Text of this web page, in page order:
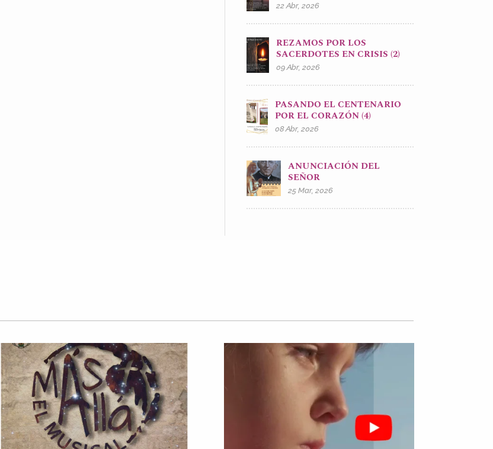
22 Abr, 2026
REZAMOS POR LOS
SACERDOTES EN CRISIS (2)
09 Abr, 2026
PASANDO EL CENTENARIO
POR EL CORAZÓN (4)
08 Abr, 2026
ANUNCIACIÓN DEL
SEÑOR
25 Mar, 2026